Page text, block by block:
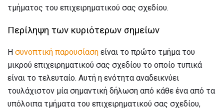
τμήματος του επιχειρηματικού σας σχεδίου.
Περίληψη των κυριότερων σημείων
Η συνοπτική παρουσίαση είναι το πρώτο τμήμα του
μικρού επιχειρηματικού σας σχεδίου το οποίο τυπικά
είναι το τελευταίο. Αυτή η ενότητα αναδεικνύει
τουλάχιστον μία σημαντική δήλωση από κάθε ένα από τα
υπόλοιπα τμήματα του επιχειρηματικού σας σχεδίου,